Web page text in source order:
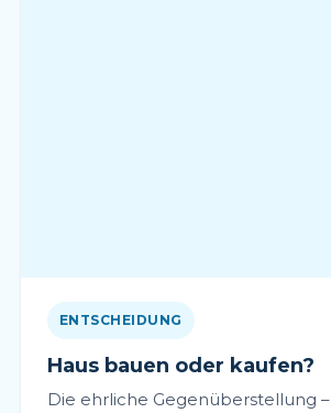
ENTSCHEIDUNG
Haus bauen oder kaufen?
Die ehrliche Gegenüberstellung